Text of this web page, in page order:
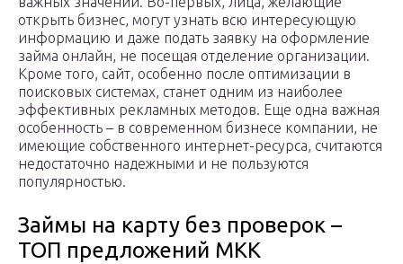
открыть бизнес, могут узнать всю интересующую
информацию и даже подать заявку на оформление
займа онлайн, не посещая отделение организации.
Кроме того, сайт, особенно после оптимизации в
поисковых системах, станет одним из наиболее
эффективных рекламных методов. Еще одна важная
особенность – в современном бизнесе компании, не
имеющие собственного интернет-ресурса, считаются
недостаточно надежными и не пользуются
популярностью.
Займы на карту без проверок –
ТОП предложений МКК